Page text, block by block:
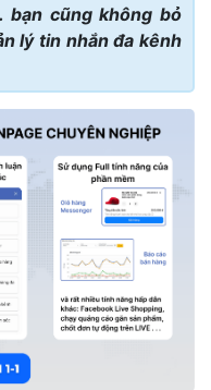
bạn cũng không bỏ
lý tin nhắn đa kênh